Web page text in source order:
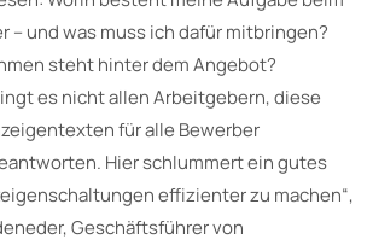
– und was muss ich dafür mitbringen?
steht hinter dem Angebot?
es nicht allen Arbeitgebern, diese
für alle Bewerber
Hier schlummert ein gutes
effizienter zu machen“,
Geschäftsführer von